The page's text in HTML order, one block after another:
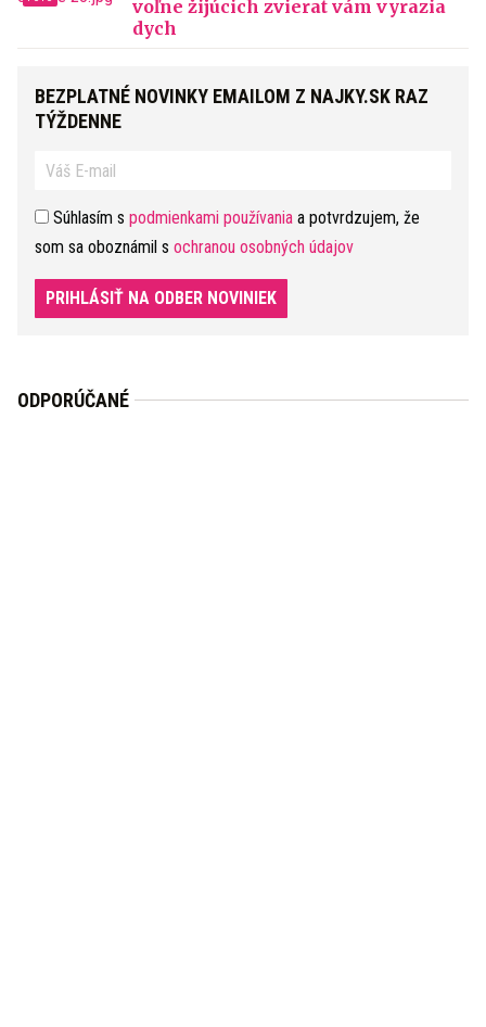
voľne žijúcich zvierat vám vyrazia
dych
BEZPLATNÉ NOVINKY EMAILOM Z NAJKY.SK RAZ
TÝŽDENNE
Súhlasím s podmienkami používania a potvrdzujem, že
som sa oboznámil s ochranou osobných údajov
PRIHLÁSIŤ NA ODBER NOVINIEK
ODPORÚČANÉ